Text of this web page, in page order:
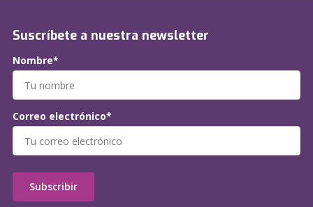
Suscríbete a nuestra newsletter
Nombre*
Correo electrónico*
Subscribir